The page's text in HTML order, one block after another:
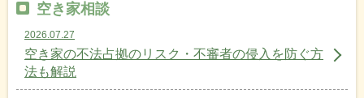
空き家相談
2026.07.27
空き家の不法占拠のリスク・不審者の侵入を防ぐ方
法も解説